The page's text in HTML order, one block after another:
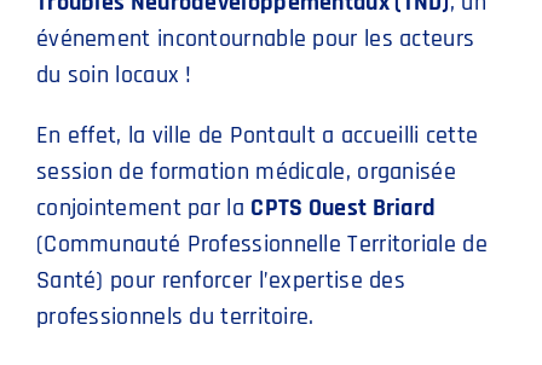
événement incontournable pour les acteurs
du soin locaux !
En effet, la ville de Pontault a accueilli cette
session de formation médicale, organisée
conjointement par la CPTS Ouest Briard
(Communauté Professionnelle Territoriale de
Santé) pour renforcer l’expertise des
professionnels du territoire.